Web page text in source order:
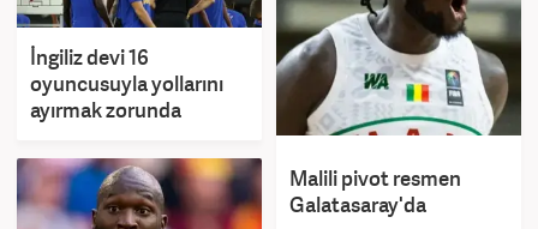
İngiliz devi 16
oyuncusuyla yollarını
ayırmak zorunda
Malili pivot resmen
Galatasaray'da